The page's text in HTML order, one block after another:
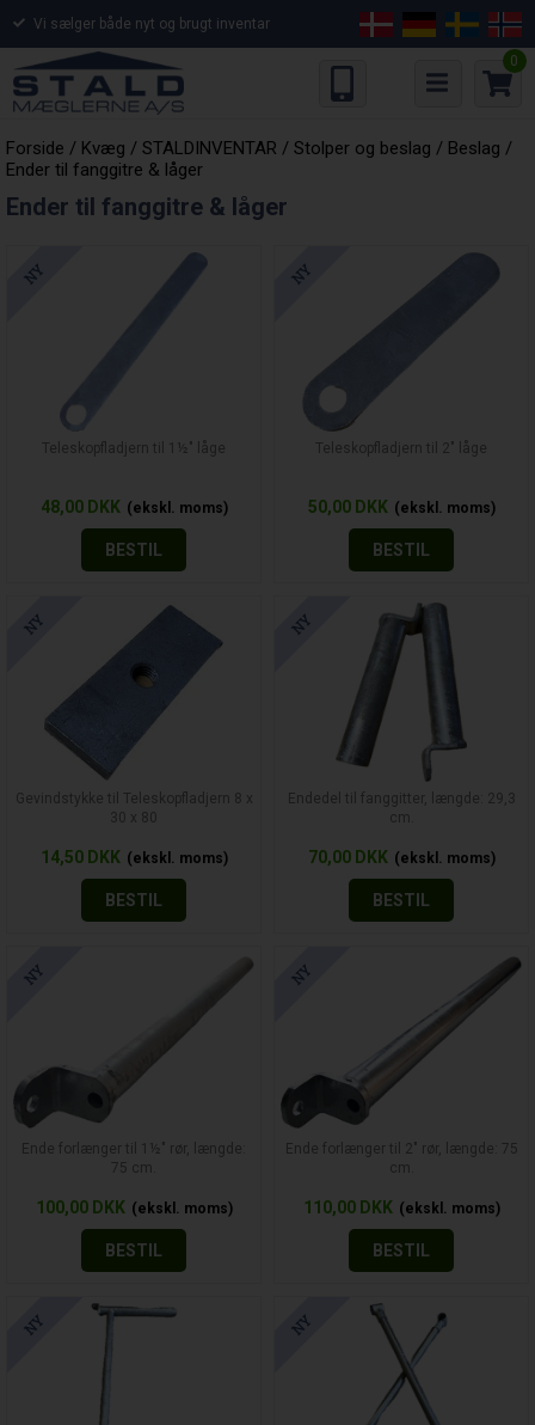
Vi sælger både nyt og brugt inventar
0
Forside / Kvæg / STALDINVENTAR / Stolper og beslag / Beslag /
Ender til fanggitre & låger
Ender til fanggitre & låger
Teleskopfladjern til 1½" låge
48,00 DKK
BESTIL
Teleskopfladjern til 2" låge
50,00 DKK
BESTIL
Gevindstykke til Teleskopfladjern 8 x
30 x 80
14,50 DKK
BESTIL
Endedel til fanggitter, længde: 29,3
cm.
70,00 DKK
BESTIL
Ende forlænger til 1½" rør, længde:
75 cm.
100,00 DKK
BESTIL
Ende forlænger til 2" rør, længde: 75
cm.
110,00 DKK
BESTIL